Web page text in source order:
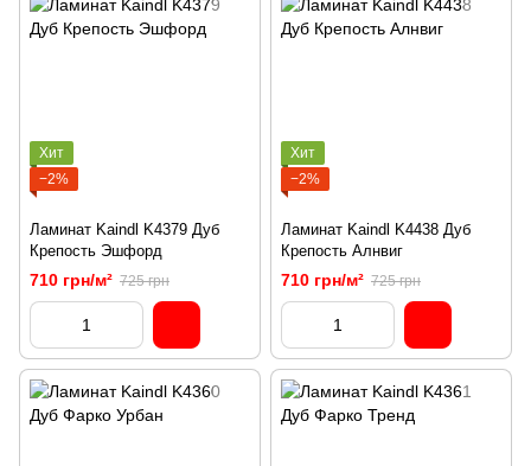
Хит
−2%
Ламинат Kaindl K4379 Дуб
Крепость Эшфорд
710 грн/м² 725 грн
Хит
−2%
Ламинат Kaindl K4438 Дуб
Крепость Алнвиг
710 грн/м² 725 грн